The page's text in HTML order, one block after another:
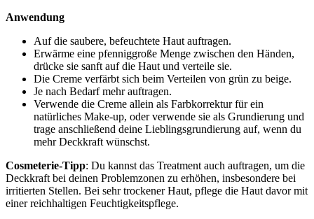
Anwendung
Auf die saubere, befeuchtete Haut auftragen.
Erwärme eine pfenniggroße Menge zwischen den Händen,
drücke sie sanft auf die Haut und verteile sie.
Die Creme verfärbt sich beim Verteilen von grün zu beige.
Je nach Bedarf mehr auftragen.
Verwende die Creme allein als Farbkorrektur für ein
natürliches Make-up, oder verwende sie als Grundierung und
trage anschließend deine Lieblingsgrundierung auf, wenn du
mehr Deckkraft wünschst.
Cosmeterie-Tipp: Du kannst das Treatment auch auftragen, um die
Deckkraft bei deinen Problemzonen zu erhöhen, insbesondere bei
irritierten Stellen. Bei sehr trockener Haut, pflege die Haut davor mit
einer reichhaltigen Feuchtigkeitspflege.